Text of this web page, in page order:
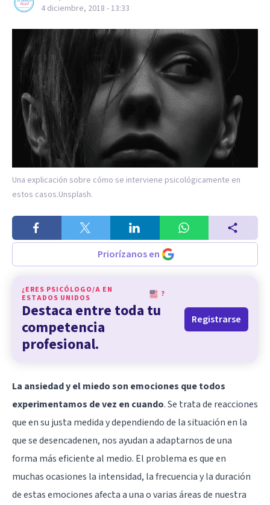
4 diciembre, 2018 - 13:33
Una explicación sobre cómo se interviene psicológicamente en
estos casos.Unsplash.
Priorízanos en
¿ERES PSICÓLOGO/A EN
ESTADOS UNIDOS
?
Destaca entre toda tu
competencia
profesional.
Registrarse
La ansiedad y el miedo son emociones que todos
experimentamos de vez en cuando. Se trata de reacciones
que en su justa medida y dependiendo de la situación en la
que se desencadenen, nos ayudan a adaptarnos de una
forma más eficiente al medio. El problema es que en
muchas ocasiones la intensidad, la frecuencia y la duración
de estas emociones afecta a una o varias áreas de nuestra